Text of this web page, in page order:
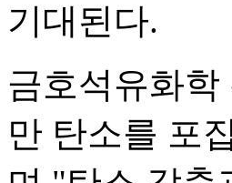
기대된다.
금호석유화학
만 탄소를 포